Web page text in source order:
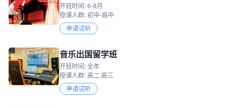
开班时间: 6-8月
授课人群: 初中-高中
申请试听
音乐出国留学班
开班时间: 全年
授课人群: 高二 高三
申请试听